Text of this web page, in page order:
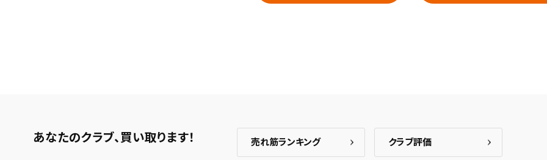
あなたのクラブ、 買い取ります！ 売れ筋ランキング クラブ評価